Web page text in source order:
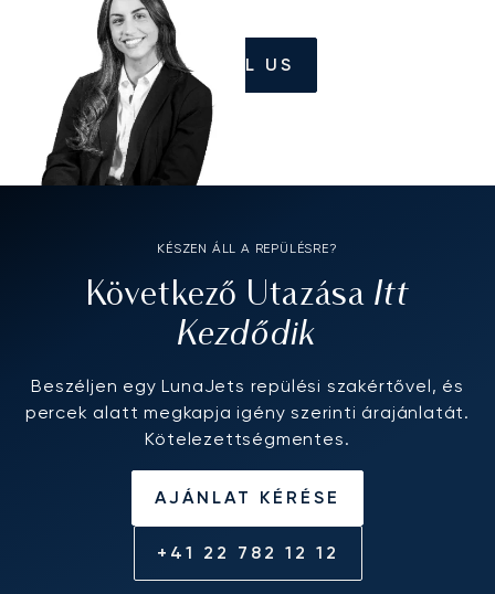
CALL US
KÉSZEN ÁLL A REPÜLÉSRE?
Következő Utazása Itt
Kezdődik
Beszéljen egy LunaJets repülési szakértővel, és
percek alatt megkapja igény szerinti árajánlatát.
Kötelezettségmentes.
AJÁNLAT KÉRÉSE
+41 22 782 12 12